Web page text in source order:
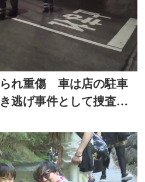
れ重傷 車は店の駐車
逃げ事件として捜査